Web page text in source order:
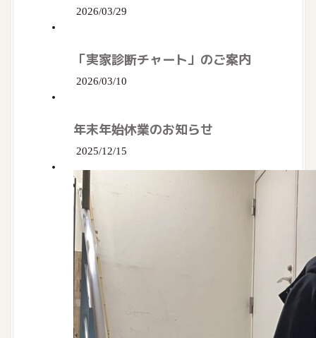
2026/03/29
「実家診断チャート」のご案内
2026/03/10
年末年始休業のお知らせ
2025/12/15